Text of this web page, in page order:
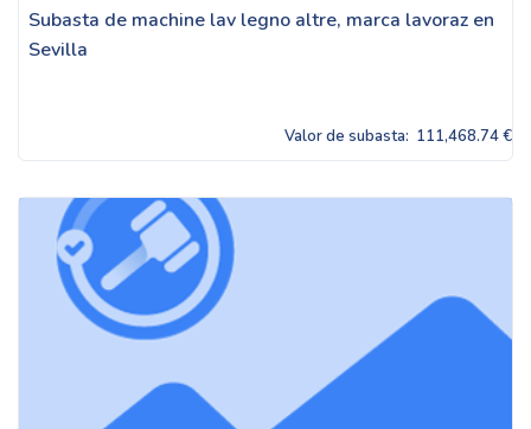
Subasta de machine lav legno altre, marca lavoraz en
Sevilla
Valor de subasta: 111,468.74 €